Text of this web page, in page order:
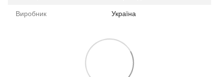
Виробник Україна